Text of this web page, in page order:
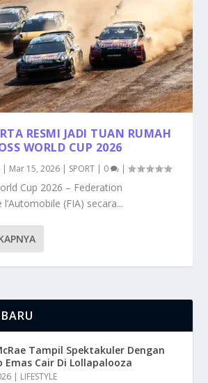
RESMI JADI TUAN RUMAH
WORLD CUP 2026
| Mar 15, 2026 | SPORT | 0 |
Cup 2026 – Federation
(FIA) secara...
Tampil Spektakuler Dengan
Emas Cair Di Lollapalooza
| LIFESTYLE